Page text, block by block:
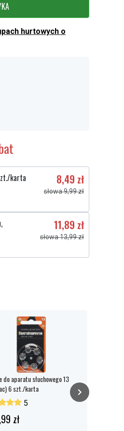
hurtowych o
karta 8,49 zł
słowa 9,99 zł
11,89 zł
słowa 13,99 zł
do aparatu słuchowego 13
6 szt./karta
5
zł